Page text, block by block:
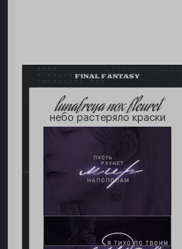
FINAL FANTASY
lunafreya nox fleuret
небо растеряло краски